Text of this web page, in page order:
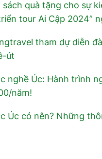
sách quà tặng cho sự
tour Ai Cập 2024”
tham dự diễn
út
nghề Úc: Hành trình
năm!
Úc có nên? Những